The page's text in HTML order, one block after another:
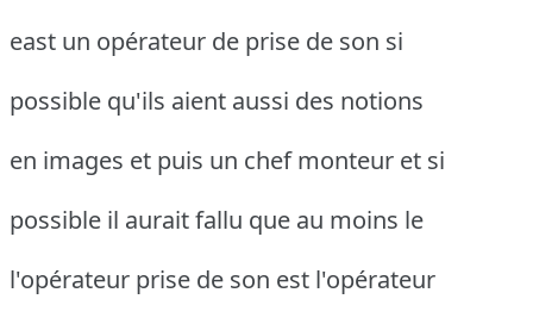
east un opérateur de prise de son si
possible qu'ils aient aussi des notions
en images et puis un chef monteur et si
possible il aurait fallu que au moins le
l'opérateur prise de son est l'opérateur